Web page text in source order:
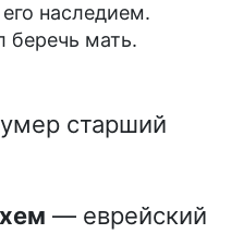
наследием.
беречь мать.
старший
— еврейский